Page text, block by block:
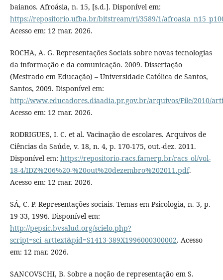
baianos. Afroásia, n. 15, [s.d.]. Disponível em:
https://repositorio.ufba.br/bitstream/ri/3589/1/
Acesso em: 12 mar. 2026.
ROCHA, A. G. Representações Sociais sobre novas tecnologias
da informação e da comunicação. 2009. Dissertação
(Mestrado em Educação) – Universidade Católica de Santos,
Santos, 2009. Disponível em:
http://www.educadores.diaadia.pr.gov.br/arquivos/File/2010/
Acesso em: 12 mar. 2026.
RODRIGUES, I. C. et al. Vacinação de escolares. Arquivos de
Ciências da Saúde, v. 18, n. 4, p. 170-175, out.-dez. 2011.
Disponível em: https://repositorio-racs.famerp.br/racs_ol/vol-
18-4/IDZ%206%20-%20out%20dezembro%202011.pdf.
Acesso em: 12 mar. 2026.
SÁ, C. P. Representações sociais. Temas em Psicologia, n. 3, p.
19-33, 1996. Disponível em:
http://pepsic.bvsalud.org/scielo.php?
script=sci_arttext&pid=S1413-389X1996000300002. Acesso
em: 12 mar. 2026.
SANCOVSCHI, B. Sobre a noção de representação em S.